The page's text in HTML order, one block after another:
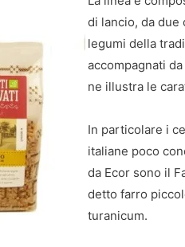
di lancio, da due
legumi della
accompagnati
ne illustra le
In particolare i
italiane poco
da Ecor sono il
detto farro
turanicum.